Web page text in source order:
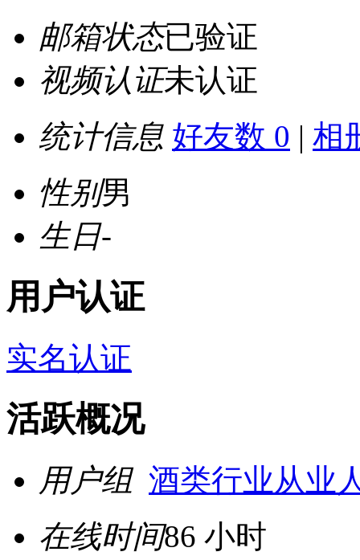
邮箱状态已验证
视频认证未认证
统计信息 好友数 0 | 相
性别男
生日-
用户认证
实名认证
活跃概况
用户组 酒类行业从业
在线时间86 小时